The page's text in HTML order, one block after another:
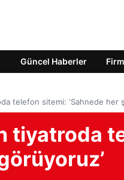
Güncel Haberler
telefon sitemi: ‘Sahnede her
tiyatroda